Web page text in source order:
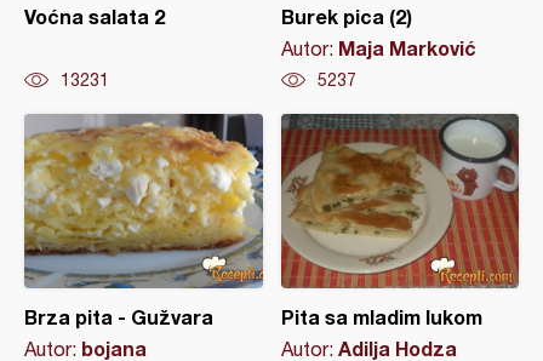
Voćna salata 2
13231
Burek pica (2)
Autor: Maja Marković
5237
Brza pita - Gužvara
Autor: bojana
Pita sa mladim lukom
Autor: Adilja Hodza